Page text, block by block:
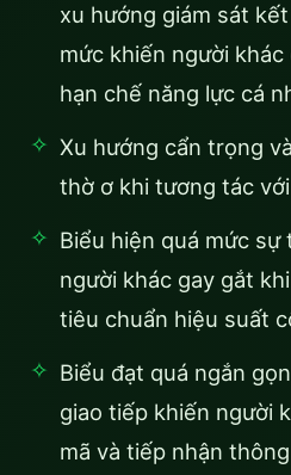
xu hướng giám sát
mức khiến người
hạn chế năng lực cá
Xu hướng cẩn trọng
thờ ơ khi tương tác
Biểu hiện quá mức
người khác gay gắt
tiêu chuẩn hiệu suất
Biểu đạt quá ngắn
giao tiếp khiến người
mã và tiếp nhận